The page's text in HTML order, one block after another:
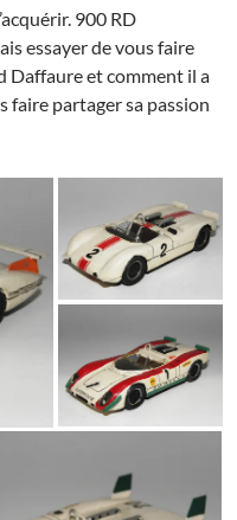
900 RD
essayer de vous faire
Daffaure et comment il a
faire partager sa passion